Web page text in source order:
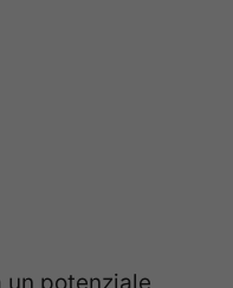
un potenziale